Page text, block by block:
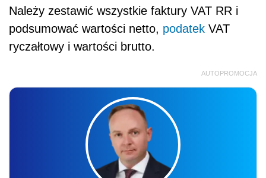
Należy zestawić wszystkie faktury VAT RR i
podsumować wartości netto, podatek VAT
ryczałtowy i wartości brutto.
AUTOPROMOCJA